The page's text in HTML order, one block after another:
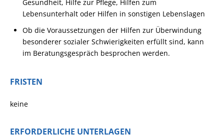
Gesundheit, Hilfe zur Pflege, Hilfen zum
Lebensunterhalt oder Hilfen in sonstigen Lebenslagen
Ob die Voraussetzungen der Hilfen zur Überwindung
besonderer sozialer Schwierigkeiten erfüllt sind, kann
im Beratungsgespräch besprochen werden.
FRISTEN
keine
ERFORDERLICHE UNTERLAGEN